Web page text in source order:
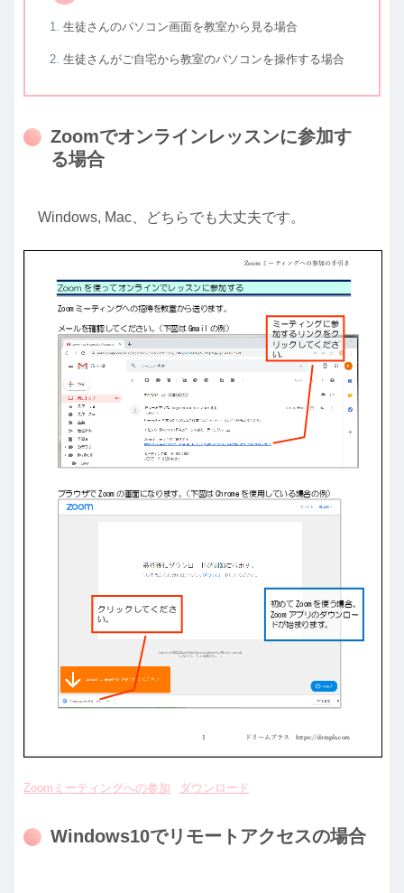
生徒さんのパソコン画面を教室から見る場合
生徒さんがご自宅から教室のパソコンを操作する場合
Zoomでオンラインレッスンに参加す
る場合
Windows, Mac、どちらでも大丈夫です。
Zoomミーティングへの参加 ダウンロード
Windows10でリモートアクセスの場合